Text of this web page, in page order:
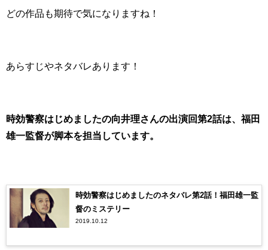
どの作品も期待で気になりますね！
あらすじやネタバレあります！
時効警察はじめましたの向井理さんの出演回第2話は、福田
雄一監督が脚本を担当しています。
時効警察はじめましたのネタバレ第2話！福田雄一監
督のミステリー
2019.10.12